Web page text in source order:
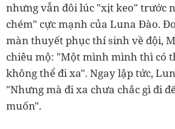
nhưng vẫn đôi lúc "xịt keo" trước
chém" cực mạnh của Luna Đào.
màn thuyết phục thí sinh về đội,
chiêu mộ: "Một mình mình thì có
không thể đi xa". Ngay lập tức,
"Nhưng mà đi xa chưa chắc gì đi
muốn".